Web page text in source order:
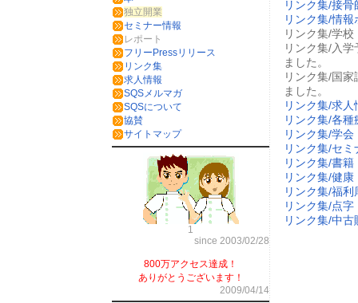
独立開業
セミナー情報
レポート
フリーPressリリース
リンク集
求人情報
SQSメルマガ
SQSについて
協賛
サイトマップ
1
since 2003/02/28
800万アクセス達成！
ありがとうございます！
2009/04/14
リンク集/接骨
リンク集/情
リンク集/学
リンク集/入
ました。
リンク集/国
ました。
リンク集/求人
リンク集/各種
リンク集/学会
リンク集/セミ
リンク集/書籍
リンク集/健康
リンク集/福利
リンク集/点字
リンク集/中古